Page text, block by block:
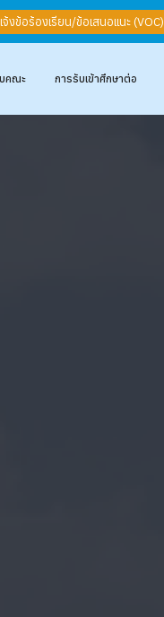
งข้อร้องเรียน/ข้อเสนอแนะ (VOC)
คณะ การรับเข้าศึกษาต่อ